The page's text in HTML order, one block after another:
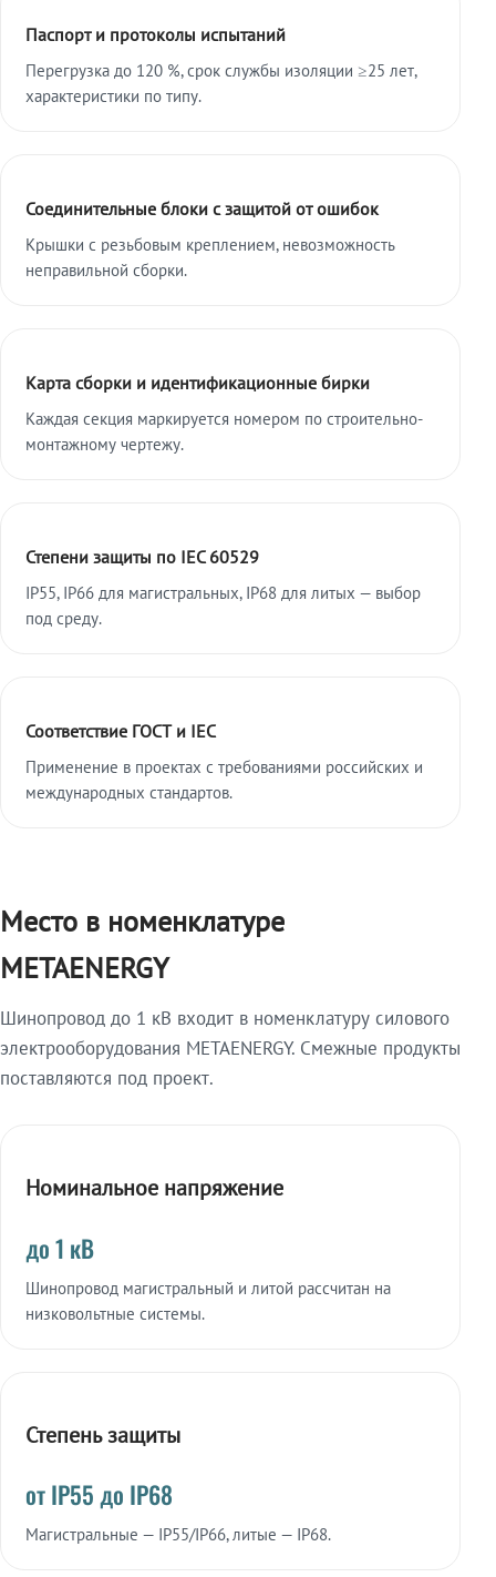
Паспорт и протоколы испытаний
Перегрузка до 120 %, срок службы изоляции ≥25 лет,
характеристики по типу.
Соединительные блоки с защитой от ошибок
Крышки с резьбовым креплением, невозможность
неправильной сборки.
Карта сборки и идентификационные бирки
Каждая секция маркируется номером по строительно-
монтажному чертежу.
Степени защиты по IEC 60529
IP55, IP66 для магистральных, IP68 для литых — выбор
под среду.
Соответствие ГОСТ и IEC
Применение в проектах с требованиями российских и
международных стандартов.
Место в номенклатуре
METAENERGY
Шинопровод до 1 кВ входит в номенклатуру силового
электрооборудования METAENERGY. Смежные продукты
поставляются под проект.
Номинальное напряжение
до 1 кВ
Шинопровод магистральный и литой рассчитан на
низковольтные системы.
Степень защиты
от IP55 до IP68
Магистральные — IP55/IP66, литые — IP68.